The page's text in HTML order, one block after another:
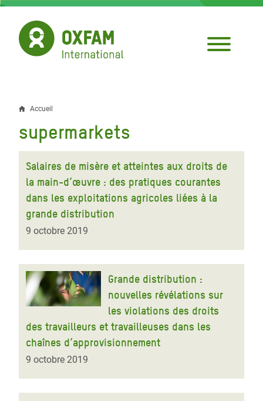
Aller
contenu
principal
Fil
d'Ariane
Accueil
supermarkets
Salaires de misère et atteintes aux droits de
la main-d’œuvre : des pratiques courantes
dans les exploitations agricoles liées à la
grande distribution
9 octobre 2019
Grande distribution :
nouvelles révélations sur
les violations des droits
des travailleurs et travailleuses dans les
chaînes d’approvisionnement
9 octobre 2019